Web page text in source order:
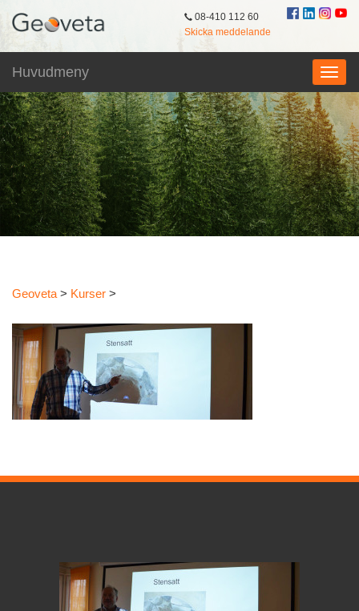
08-410 112 60
Skicka meddelande
Huvudmeny
Geoveta > Kurser >